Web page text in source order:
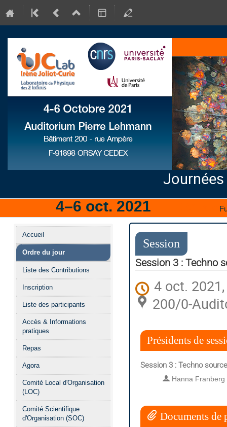
Journées
4–6 oct. 2021
Menu
de
l'événement
Accueil
Ordre du jour
Liste des Contributions
Inscription
Liste des participants
Accès & Informations
pratiques
Repas
Agora
Comité Local d'Organisation
(LOC)
Comité Scientifique
d'Organisation (SOC)
Session
Session 3 : Techno
4 oct.
200/0-
Présidents de
Session 3 : Techno
Hanna Franberg
Documents de